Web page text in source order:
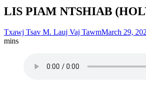
LIS PIAM NTSHIAB
Txawj Tsav M. Lauj Vaj TawmMarch 29,
mins